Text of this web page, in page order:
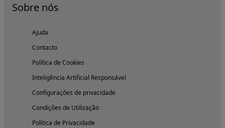
Sobre nós
Ajuda
Contacto
Política de Cookies
Inteligência Artificial Responsável
Configurações de privacidade
Condições de Utilização
Política de Privacidade